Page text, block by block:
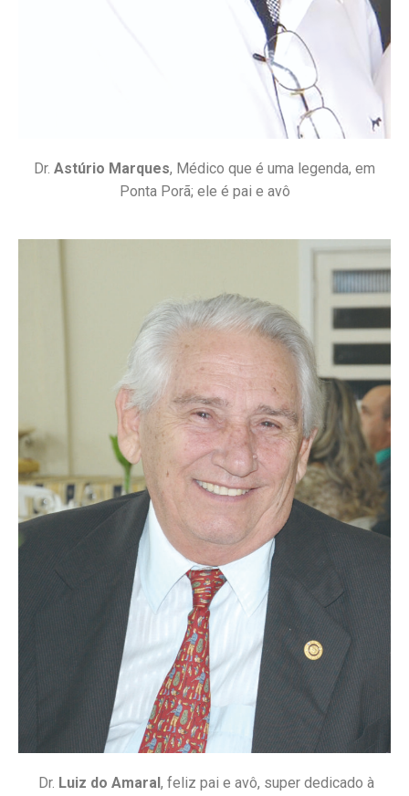
Dr. Astúrio Marques, Médico que é uma legenda, em
Ponta Porã; ele é pai e avô
Dr. Luiz do Amaral , feliz pai e avô, super dedicado à